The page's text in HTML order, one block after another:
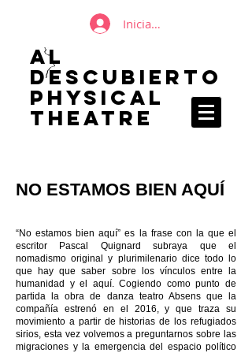
Iniciar sesión
AL
DESCUBIERTO
Physical
Theatre
NO ESTAMOS BIEN AQUÍ
“No estamos bien aquí” es la frase con la que el
escritor Pascal Quignard subraya que el
nomadismo original y plurimilenario dice todo lo
que hay que saber sobre los vínculos entre la
humanidad y el aquí. Cogiendo como punto de
partida la obra de danza teatro Absens que la
compañía estrenó en el 2016, y que traza su
movimiento a partir de historias de los refugiados
sirios, esta vez volvemos a preguntarnos sobre las
migraciones y la emergencia del espacio político